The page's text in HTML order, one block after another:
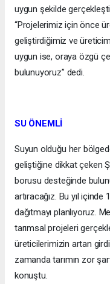
uygun şekilde
“Projelerimiz için önce
geliştirdiğimiz ve
uygun ise, oraya özgü
bulunuyoruz” dedi.
SU ÖNEMLİ
Suyun olduğu her
geliştiğine dikkat çeken
borusu desteğinde
artıracağız. Bu yıl
dağıtmayı planlıyoruz.
tarımsal projeleri
üreticilerimizin artan
zamanda tarımın zor
konuştu.